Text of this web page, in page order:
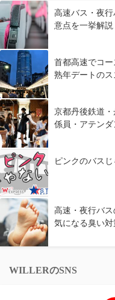
高速バス・夜
意点を一挙解説
首都高速でコ
熟年デートのス
京都丹後鉄道
係員・アテンダ
ピンクのバス
高速・夜行バス
気になる臭い対
WILLERのSNS